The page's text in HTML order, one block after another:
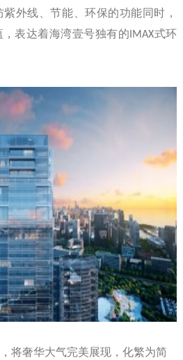
外线、节能、环保的功能同时，
表达着海湾壹号独有的IMAX式环
将奢华大气完美展现，化繁为简